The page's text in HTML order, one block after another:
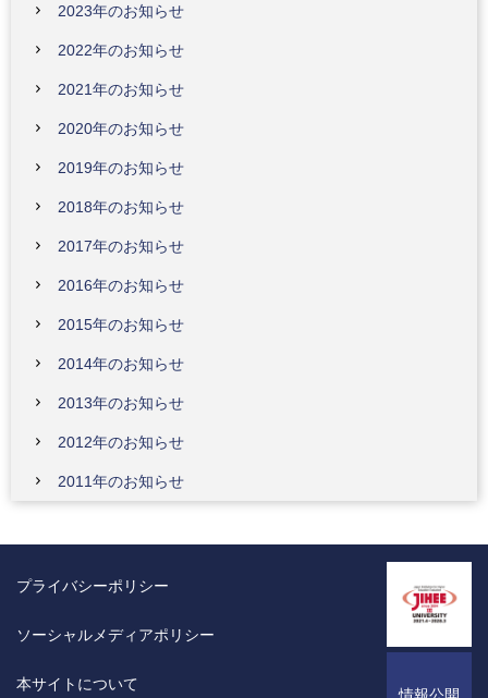
2023年のお知らせ
2022年のお知らせ
2021年のお知らせ
2020年のお知らせ
2019年のお知らせ
2018年のお知らせ
2017年のお知らせ
2016年のお知らせ
2015年のお知らせ
2014年のお知らせ
2013年のお知らせ
2012年のお知らせ
2011年のお知らせ
情報公開
プライバシーポリシー
ソーシャルメディアポリシー
本サイトについて